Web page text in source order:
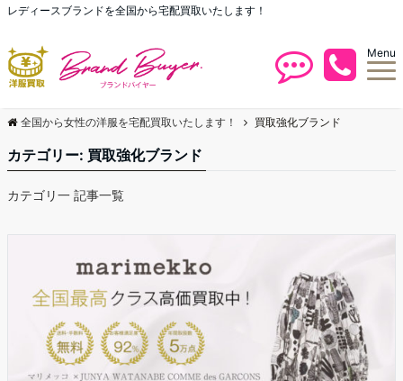
レディースブランドを全国から宅配買取いたします！
Menu
全国から女性の洋服を宅配買取いたします！ 買取強化ブランド
カテゴリー: 買取強化ブランド
カテゴリ一 記事一覧